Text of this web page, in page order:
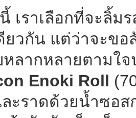
าเลือกที่จะลิ้มร
ยวกัน แต่ว่าจะข
หลากหลายตามใ
Enoki Roll
ะราดด้วยน้ำซอส